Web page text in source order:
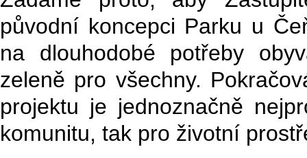
původní koncepci Parku u
na dlouhodobé potřeby
zeleně pro všechny.
projektu je jednoznačně
komunitu, tak pro životní